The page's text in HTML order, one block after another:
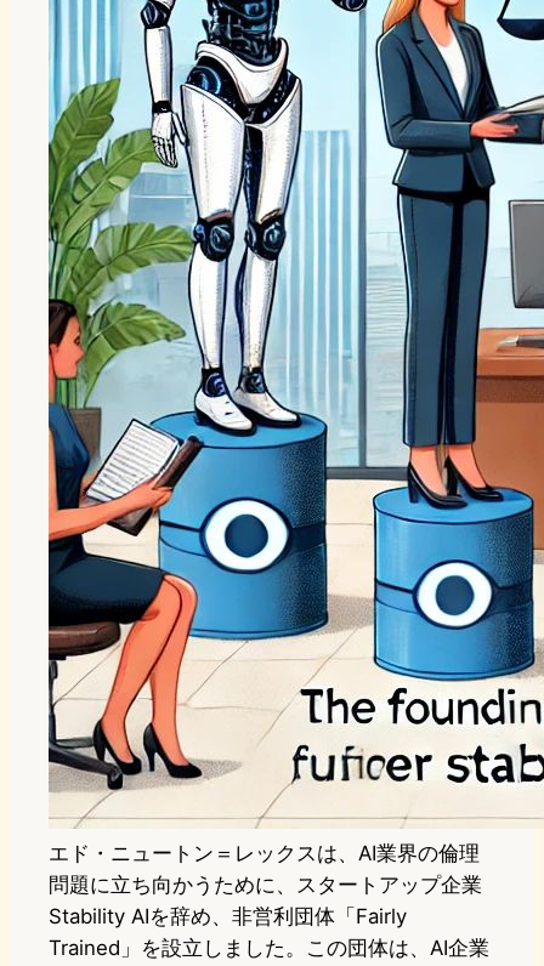
エド・ニュートン＝レックスは、AI業界の倫理
問題に立ち向かうために、スタートアップ企業
Stability AIを辞め、非営利団体「Fairly
Trained」を設立しました。この団体は、AI企業